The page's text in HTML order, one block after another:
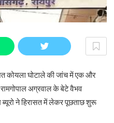
कोयला घोटाले की जांच में एक और
अग्रवाल के बेटे वैभव
ने हिरासत में लेकर पूछताछ शुरू